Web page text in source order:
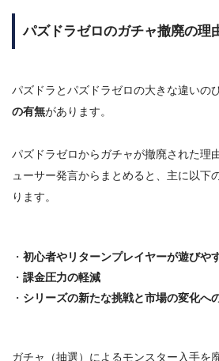
パズドラゼロのガチャ撤廃の理
パズドラとパズドラゼロの大きな違いの
の有無があります。
パズドラゼロからガチャが撤廃された理
ューサー発言からまとめると、主に以下
ります。
・ 初心者やリターンプレイヤーが遊びや
・ 課金圧力の軽減
・ シリーズの新たな挑戦と市場の変化へ
ガチャ（抽選）によるモンスター入手を